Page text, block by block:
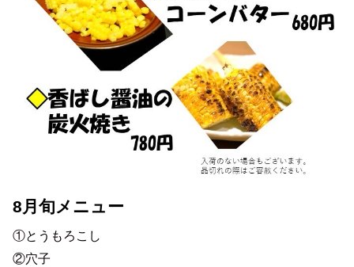
8月旬メニュー
①とうもろこし
②穴子